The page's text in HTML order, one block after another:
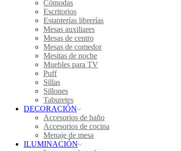
Cómodas
Escritorios
Estanterías librerías
Mesas auxiliares
Mesas de centro
Mesas de comedor
Mesitas de noche
Muebles para TV
Puff
Sillas
Sillones
Taburetes
DECORACIÓN
Accesorios de baño
Accesorios de cocina
Menaje de mesa
ILUMINACIÓN